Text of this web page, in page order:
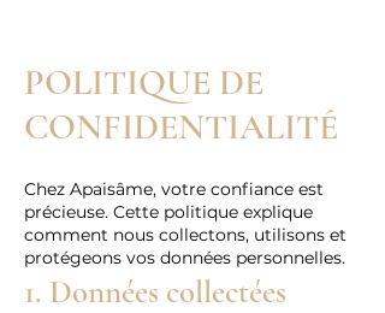
POLITIQUE DE
CONFIDENTIALITÉ
Chez Apaisâme, votre confiance est
précieuse. Cette politique explique
comment nous collectons, utilisons et
protégeons vos données personnelles.
1. Données collectées